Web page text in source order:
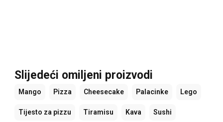
Slijedeći omiljeni proizvodi
Mango Pizza Cheesecake Palacinke Lego
Tijesto za pizzu Tiramisu Kava Sushi